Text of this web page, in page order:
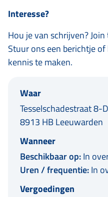
Interesse?
Hou je van schrijven? Join
Stuur ons een berichtje
kennis te maken.
Waar
Tesselschadestraat 8-D
8913 HB Leeuwarden
Wanneer
Beschikbaar op:In
Uren / frequentie:In
Vergoedingen